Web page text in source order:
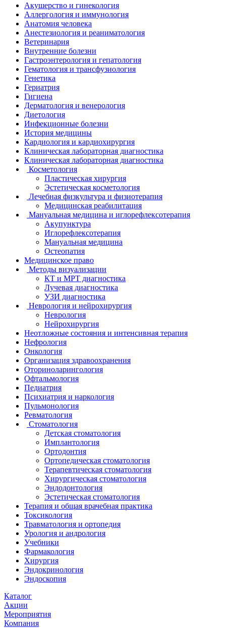
Акушерство и гинекология
Аллергология и иммунология
Анатомия человека
Анестезиология и реаниматология
Ветеринария
Внутренние болезни
Гастроэнтерология и гепатология
Гематология и трансфузиология
Генетика
Гериатрия
Гигиена
Дерматология и венерология
Диетология
Инфекционные болезни
История медицины
Кардиология и кардиохирургия
Клиническая лабораторная диагностика
Клиническая лабораторная диагностика
Косметология
Пластическая хирургия
Эстетическая косметология
Лечебная физкультура и физиотерапия
Медицинская реабилитация
Мануальная медицина и иглорефлексотерапия
Акупунктура
Иглорефлексотерапия
Мануальная медицина
Остеопатия
Медицинское право
Методы визуализации
КТ и МРТ диагностика
Лучевая диагностика
УЗИ диагностика
Неврология и нейрохирургия
Неврология
Нейрохирургия
Неотложные состояния и интенсивная терапия
Нефрология
Онкология
Организация здравоохранения
Оториноларингология
Офтальмология
Педиатрия
Психиатрия и наркология
Пульмонология
Ревматология
Стоматология
Детская стоматология
Имплантология
Ортодонтия
Ортопедическая стоматология
Терапевтическая стоматология
Хирургическая стоматология
Эндодонтология
Эстетическая стоматология
Терапия и общая врачебная практика
Токсикология
Травматология и ортопедия
Урология и андрология
Учебники
Фармакология
Хирургия
Эндокринология
Эндоскопия
Каталог
Акции
Мероприятия
Компания